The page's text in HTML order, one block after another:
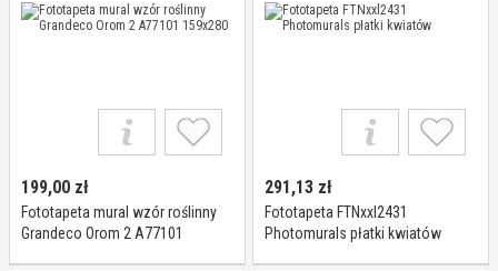
199,00 zł
Fototapeta mural wzór roślinny
Grandeco Orom 2 A77101
291,13 zł
Fototapeta FTNxxl2431
Photomurals płatki kwiatów